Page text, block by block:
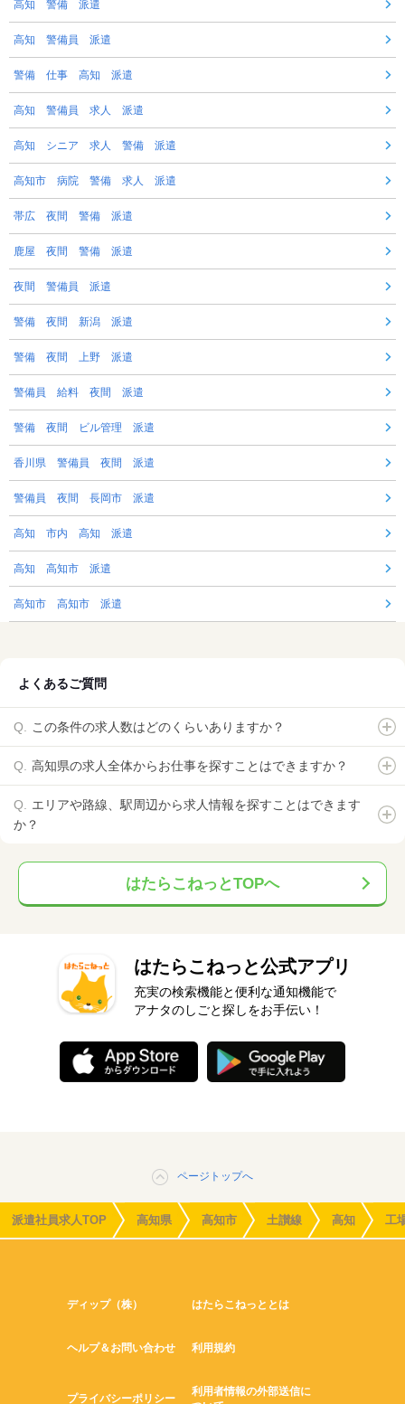
高知 警備 派遣
高知 警備員 派遣
警備 仕事 高知 派遣
高知 警備員 求人 派遣
高知 シニア 求人 警備 派遣
高知市 病院 警備 求人 派遣
帯広 夜間 警備 派遣
鹿屋 夜間 警備 派遣
夜間 警備員 派遣
警備 夜間 新潟 派遣
警備 夜間 上野 派遣
警備員 給料 夜間 派遣
警備 夜間 ビル管理 派遣
香川県 警備員 夜間 派遣
警備員 夜間 長岡市 派遣
高知 市内 高知 派遣
高知 高知市 派遣
高知市 高知市 派遣
よくあるご質問
この条件の求人数はどのくらいありますか？
高知県の求人全体からお仕事を探すことはできますか？
エリアや路線、駅周辺から求人情報を探すことはできます
か？
はたらこねっとTOPへ
はたらこねっと公式アプリ
充実の検索機能と便利な通知機能で
アナタのしごと探しをお手伝い！
ページトップへ
派遣社員求人TOP 高知県 高知市 土讃線 高知 工
ディップ（株） はたらこねっととは
ヘルプ＆お問い合わせ 利用規約
プライバシーポリシー
利用者情報の外部送信に